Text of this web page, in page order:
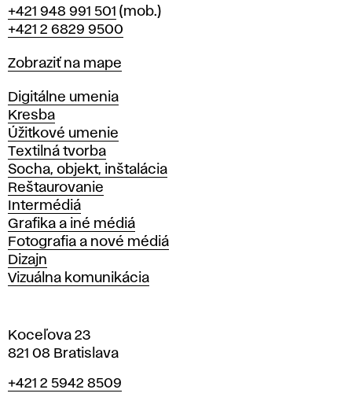
Telefón
+421 948 991 501 (mob.)
+421 2 6829 9500
Mapa
Zobraziť na mape
Katedry
Digitálne umenia
Kresba
Úžitkové umenie
Textilná tvorba
Socha, objekt, inštalácia
Reštaurovanie
Intermédiá
Grafika a iné médiá
Fotografia a nové médiá
Dizajn
Vizuálna komunikácia
Koceľova 23
821 08 Bratislava
Telefón
+421 2 5942 8509